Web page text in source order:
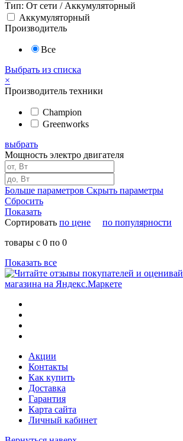
Тип: От сети / Аккумуляторный
Аккумуляторный
Производитель
Все
Выбрать из списка
×
Производитель техники
Champion
Greenworks
выбрать
Мощность электро двигателя
Больше параметров Скрыть параметры
Сбросить
Показать
Сортировать по цене
по популярности
товары с 0 по 0
Показать все
Акции
Контакты
Как купить
Доставка
Гарантия
Карта сайта
Личный кабинет